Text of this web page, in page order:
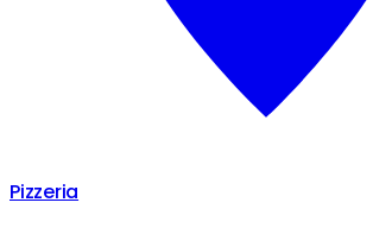
Pizzeria